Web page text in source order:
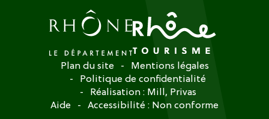
Plan du site
Mentions légales
Politique de confidentialité
Réalisation : Mill, Privas
Aide
Accessibilité : Non conforme